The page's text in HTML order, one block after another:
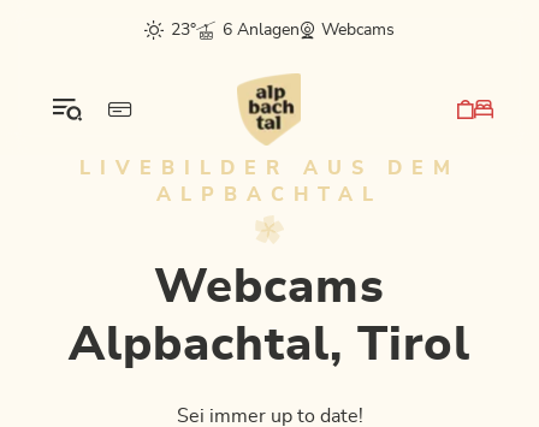
sr.skip-to.main-content
sr.skip-to.table-of-contents
sr.skip-to.main-navigation
23°
6 Anlagen Webcams
LIVEBILDER AUS DEM
ALPBACHTAL
Webcams
Alpbachtal, Tirol
Sei immer up to date!